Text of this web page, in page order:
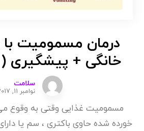
درمان مسمومیت
خانگی + پیشگیری
سلامت
نوامبر 11, 2017
مسمومیت غذایی وقتی به وقوع
خورده شده حاوی باکتری ، سم یا